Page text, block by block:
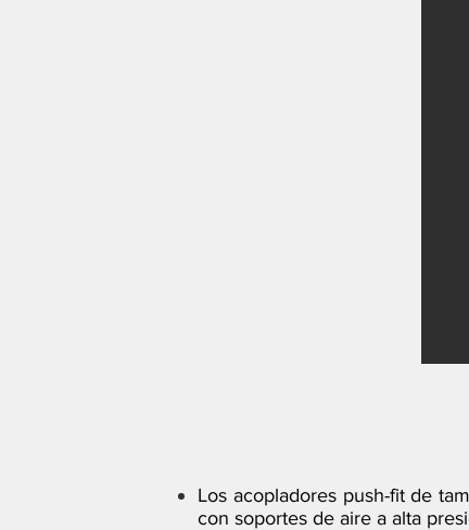
Los acopladores push-fit de
con soportes de aire a alta